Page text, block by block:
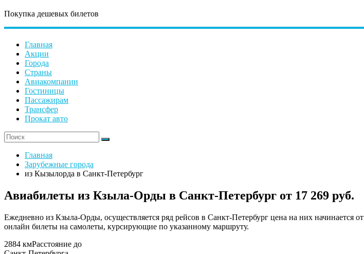
Покупка дешевых билетов
Главная
Акции
Города
Страны
Авиакомпании
Гостиницы
Пассажирам
Трансфер
Прокат авто
Главная
Зарубежные города
из Кызылорда в Санкт-Петербург
Авиабилеты из Кзыла-Орды в Санкт-Петербург от 17 269 руб.
Ежедневно из Кзыла-Орды, осуществляется ряд рейсов в Санкт-Петербург цена на них начинается от
онлайн билеты на самолеты, курсирующие по указанному маршруту.
2884 кмРасстояние до